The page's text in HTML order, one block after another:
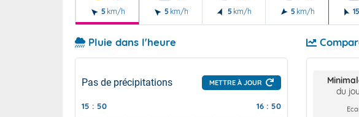
5 km/h 5 km/h 5 km/h 5 km/h 15
Pluie dans l'heure
Pas de précipitations METTRE À JOUR
15 : 50 16 : 50
du